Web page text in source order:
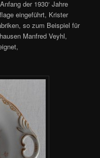
der 1930‘ Jahre
eingeführt, Krister
so zum Beispiel für
Manfred Veyhl,